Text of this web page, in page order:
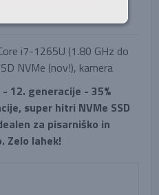
i7-1265U (1.80 GHz do
NVMe (nov!), kamera
12. generacije - 35%
super hitri NVMe SSD
za pisarniško in
Zelo lahek!